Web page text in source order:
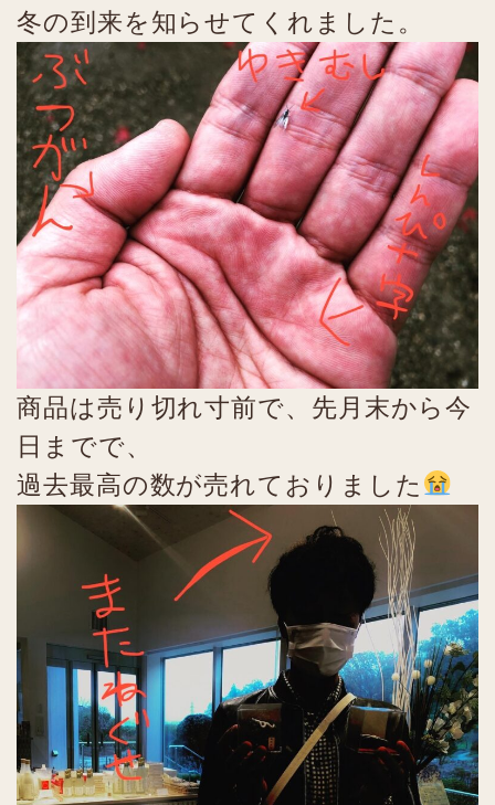
冬の到来を知らせてくれました。
商品は売り切れ寸前で、先月末から今
日までで、
過去最高の数が売れておりました